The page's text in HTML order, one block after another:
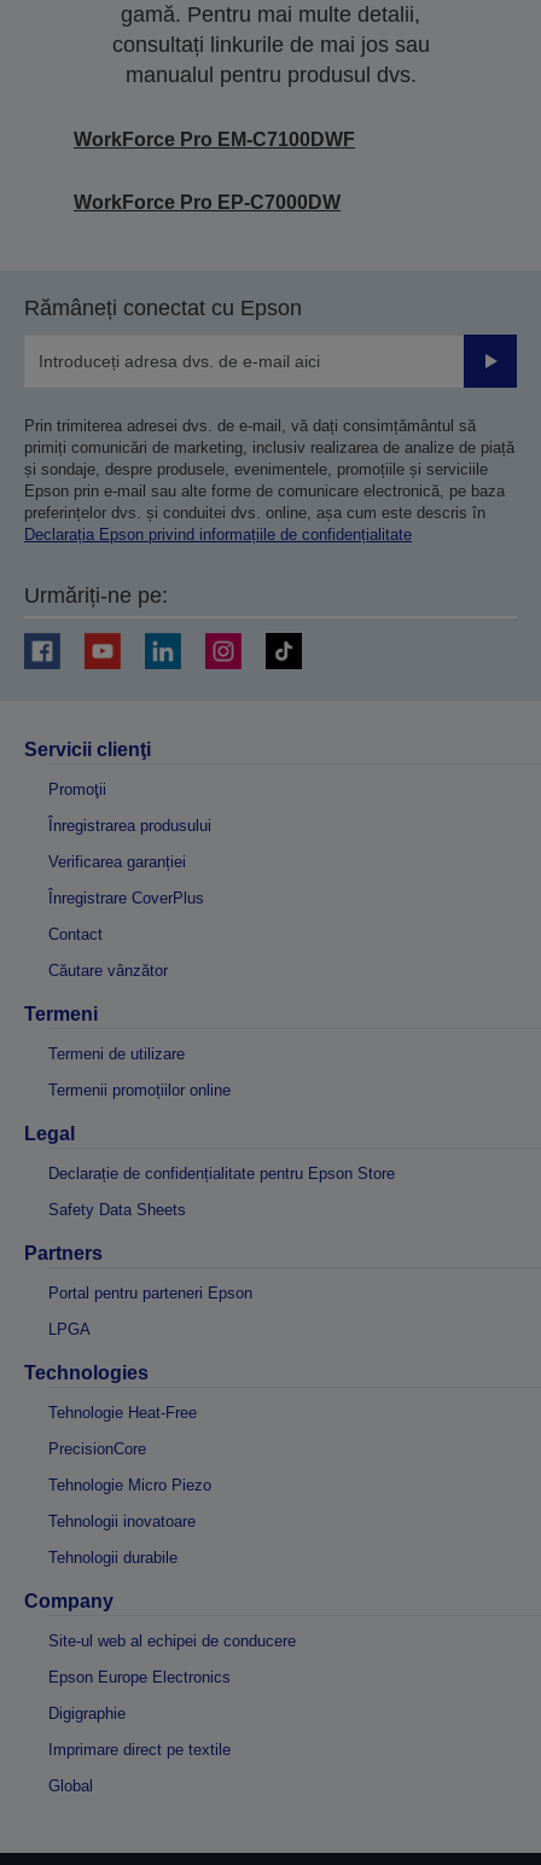
gamă. Pentru mai multe detalii,
consultați linkurile de mai jos sau
manualul pentru produsul dvs.
WorkForce Pro EM-C7100DWF
WorkForce Pro EP-C7000DW
Rămâneți conectat cu Epson
Prin trimiterea adresei dvs. de e-mail, vă dați consimțământul să
primiți comunicări de marketing, inclusiv realizarea de analize de piață
și sondaje, despre produsele, evenimentele, promoțiile și serviciile
Epson prin e-mail sau alte forme de comunicare electronică, pe baza
preferințelor dvs. și conduitei dvs. online, așa cum este descris în
Declarația Epson privind informațiile de confidențialitate
Urmăriți-ne pe:
Servicii clienţi
Promoţii
Înregistrarea produsului
Verificarea garanției
Înregistrare CoverPlus
Contact
Căutare vânzător
Termeni
Termeni de utilizare
Termenii promoțiilor online
Legal
Declarație de confidențialitate pentru Epson Store
Safety Data Sheets
Partners
Portal pentru parteneri Epson
LPGA
Technologies
Tehnologie Heat-Free
PrecisionCore
Tehnologie Micro Piezo
Tehnologii inovatoare
Tehnologii durabile
Company
Site-ul web al echipei de conducere
Epson Europe Electronics
Digigraphie
Imprimare direct pe textile
Global